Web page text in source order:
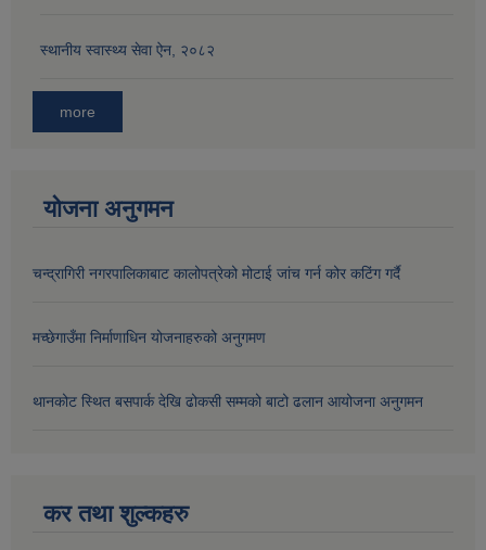
स्थानीय स्वास्थ्य सेवा ऐन, २०८२
more
योजना अनुगमन
चन्द्रागिरी नगरपालिकाबाट कालोपत्रेको मोटाई जांच गर्न कोर कटिंग गर्दै
मच्छेगाउँमा निर्माणाधिन योजनाहरुको अनुगमण
थानकोट स्थित बसपार्क देखि ढोकसी सम्मको बाटो ढलान आयोजना अनुगमन
कर तथा शुल्कहरु